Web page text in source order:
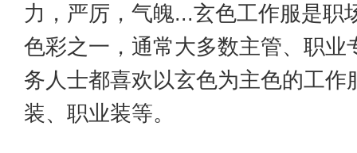
力，严厉，气魄...玄色工作服是职
色彩之一，通常大多数主管、职业
务人士都喜欢以玄色为主色的工作
装、职业装等。